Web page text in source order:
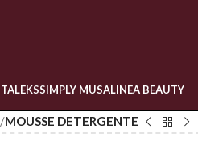
SIMPLY MUSALINEA BEAUTY
/MOUSSE DETERGENTE